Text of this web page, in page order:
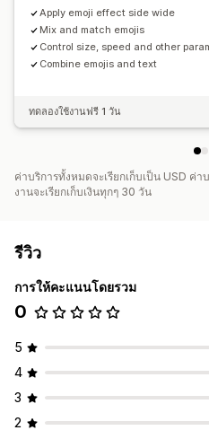
Apply emoji effect side wide
Mix and match emojis
Control size, speed and other
Combine emojis and text
ทดลองใช้งานฟรี 1 วัน
ค่าบริการทั้งหมดจะเรียกเก็บเป็น USD ค่
งานจะเรียกเก็บเงินทุกๆ 30 วัน
รีวิว
การให้คะแนนโดยรวม
0
5
4
3
2